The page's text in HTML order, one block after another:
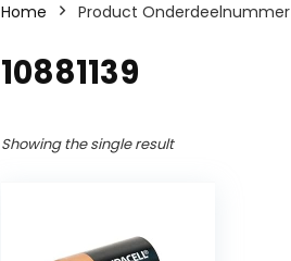
Home Product Onderdeelnummer
‎10881139
Showing the single result